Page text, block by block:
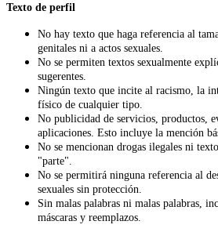
Texto de perfil
No hay texto que haga referencia al
genitales ni a actos sexuales.
No se permiten textos sexualmente
sugerentes.
Ningún texto que incite al racismo, la
físico de cualquier tipo.
No publicidad de servicios, productos,
aplicaciones. Esto incluye la mención
No se mencionan drogas ilegales ni
"parte".
No se permitirá ninguna referencia al
sexuales sin protección.
Sin malas palabras ni malas palabras,
máscaras y reemplazos.